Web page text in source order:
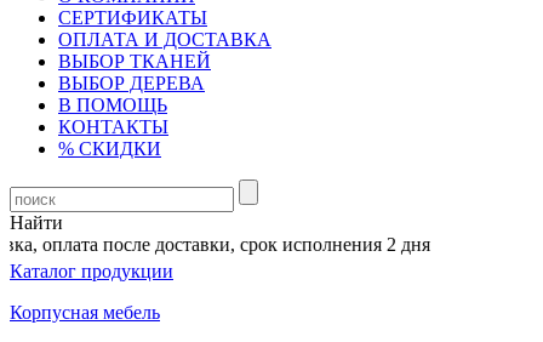
СЕРТИФИКАТЫ
ОПЛАТА И ДОСТАВКА
ВЫБОР ТКАНЕЙ
ВЫБОР ДЕРЕВА
В ПОМОЩЬ
КОНТАКТЫ
% СКИДКИ
Найти
оплата после доставки, срок исполнения 2 дня
Каталог продукции
Корпусная мебель